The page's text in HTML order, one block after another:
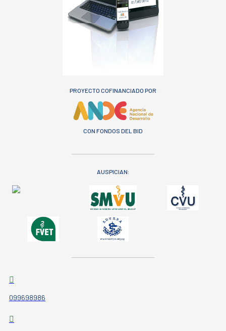
PROYECTO COFINANCIADO POR
CON FONDOS DEL BID
AUSPICIAN:
099698986